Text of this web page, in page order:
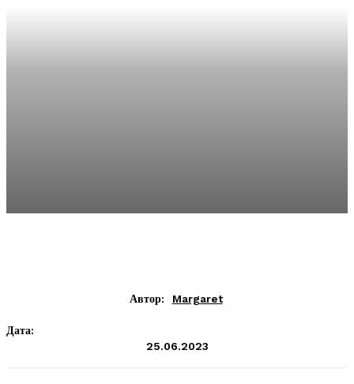
Автор: Margaret
Дата:
25.06.2023